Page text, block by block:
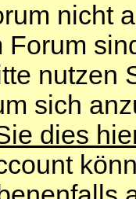
nicht
Forum
nutzen
sich
dies